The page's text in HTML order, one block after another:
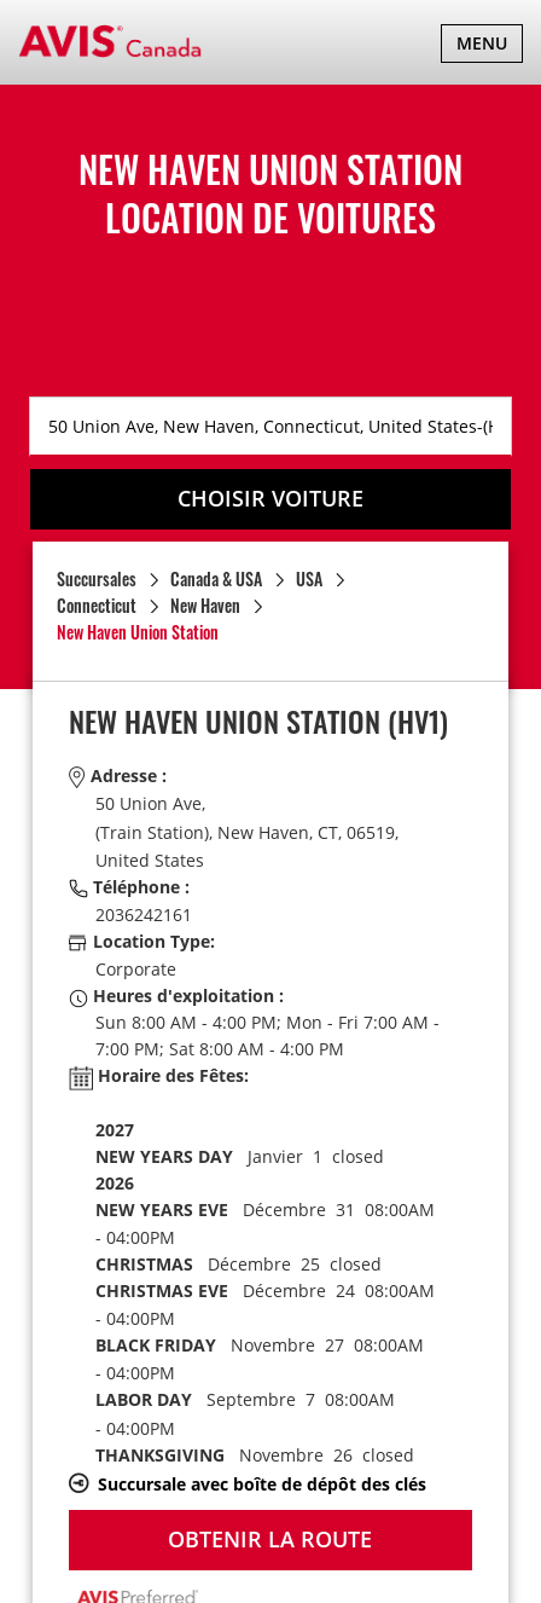
BASCULER
LA
MENU
NEW HAVEN UNION STATION
LOCATION DE VOITURES
CHOISIR VOITURE
Succursales Canada & USA
USA
Connecticut
New Haven
New Haven Union Station
NEW HAVEN UNION STATION (HV1)
Adresse :
50 Union Ave,
(Train Station), New Haven, CT, 06519,
United States
Téléphone :
2036242161
Location Type:
Corporate
Heures d'exploitation :
Sun 8:00 AM - 4:00 PM; Mon - Fri 7:00 AM -
7:00 PM; Sat 8:00 AM - 4:00 PM
Horaire des Fêtes:
2027
NEW YEARS DAYJanvier 1 closed
2026
NEW YEARS EVE Décembre 31 08:00AM
- 04:00PM
CHRISTMAS Décembre 25 closed
CHRISTMAS EVE Décembre 24 08:00AM
- 04:00PM
BLACK FRIDAYNovembre 27 08:00AM
- 04:00PM
LABOR DAYSeptembre 7 08:00AM
- 04:00PM
THANKSGIVING Novembre 26 closed
Succursale avec boîte de dépôt des clés
OBTENIR LA ROUTE